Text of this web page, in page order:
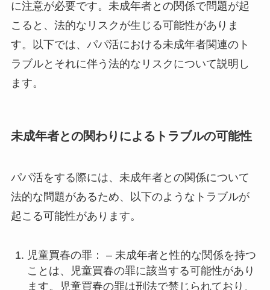
に注意が必要です。未成年者との関係で問題が起
こると、法的なリスクが生じる可能性がありま
す。以下では、パパ活における未成年者関連のト
ラブルとそれに伴う法的なリスクについて説明し
ます。
未成年者との関わりによるトラブルの可能性
パパ活をする際には、未成年者との関係について
法的な問題があるため、以下のようなトラブルが
起こる可能性があります。
児童買春の罪： – 未成年者と性的な関係を持つ
ことは、児童買春の罪に該当する可能性があり
ます。児童買春の罪は刑法で禁じられており、